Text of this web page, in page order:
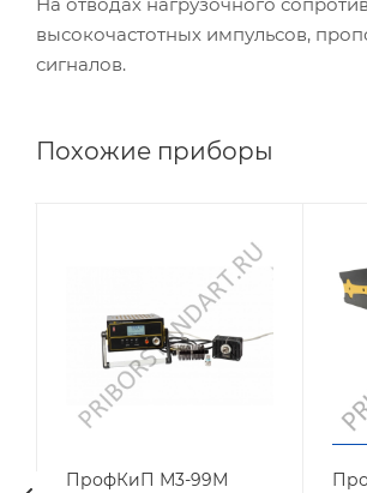
высокочастотных импульсов,
сигналов.
Похожие приборы
ПрофКиП М3-99М